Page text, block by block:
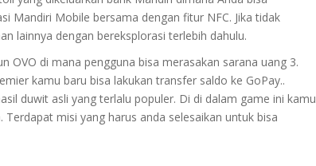
Mandiri Mobile bersama dengan fitur NFC. Jika tidak
lainnya dengan bereksplorasi terlebih dahulu.
OVO di mana pengguna bisa merasakan sarana uang 3.
kamu baru bisa lakukan transfer saldo ke GoPay..
duwit asli yang terlalu populer. Di di dalam game ini kamu
misi yang harus anda selesaikan untuk bisa